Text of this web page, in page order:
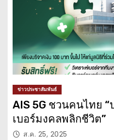
ข่าวประชาสัมพันธ์
AIS 5G ชวนคนไทย “
เบอร์มงคลพลิกชีวิต”
ส.ค. 25, 2025